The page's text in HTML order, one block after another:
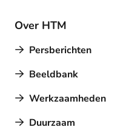
Over HTM
Persberichten
Beeldbank
Werkzaamheden
Duurzaam